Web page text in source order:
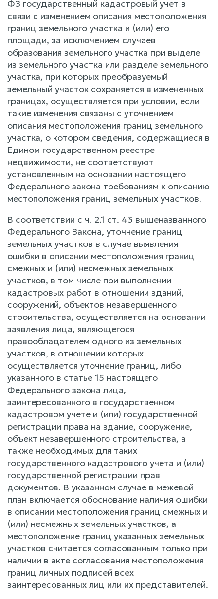
ФЗ государственный кадастровый учет в
связи с изменением описания местоположения
границ земельного участка и (или) его
площади, за исключением случаев
образования земельного участка при выделе
из земельного участка или разделе земельного
участка, при которых преобразуемый
земельный участок сохраняется в измененных
границах, осуществляется при условии, если
такие изменения связаны с уточнением
описания местоположения границ земельного
участка, о котором сведения, содержащиеся в
Едином государственном реестре
недвижимости, не соответствуют
установленным на основании настоящего
Федерального закона требованиям к описанию
местоположения границ земельных участков.
В соответствии с ч. 2.1 ст. 43 вышеназванного
Федерального Закона, уточнение границ
земельных участков в случае выявления
ошибки в описании местоположения границ
смежных и (или) несмежных земельных
участков, в том числе при выполнении
кадастровых работ в отношении зданий,
сооружений, объектов незавершенного
строительства, осуществляется на основании
заявления лица, являющегося
правообладателем одного из земельных
участков, в отношении которых
осуществляется уточнение границ, либо
указанного в статье 15 настоящего
Федерального закона лица,
заинтересованного в государственном
кадастровом учете и (или) государственной
регистрации права на здание, сооружение,
объект незавершенного строительства, а
также необходимых для таких
государственного кадастрового учета и (или)
государственной регистрации прав
документов. В указанном случае в межевой
план включается обоснование наличия ошибки
в описании местоположения границ смежных и
(или) несмежных земельных участков, а
местоположение границ указанных земельных
участков считается согласованным только при
наличии в акте согласования местоположения
границ личных подписей всех
заинтересованных лиц или их представителей.